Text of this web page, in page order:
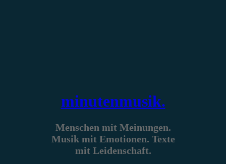
minutenmusik.
Menschen mit Meinungen.
Musik mit Emotionen. Texte
mit Leidenschaft.